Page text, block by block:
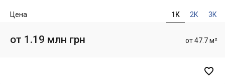
1К 2К 3К
Цена
от 47.7 м²
от 1.19 млн грн
